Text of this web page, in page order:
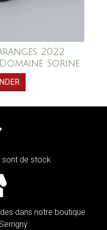
2022
Sorine
sont de stock
dans notre boutique